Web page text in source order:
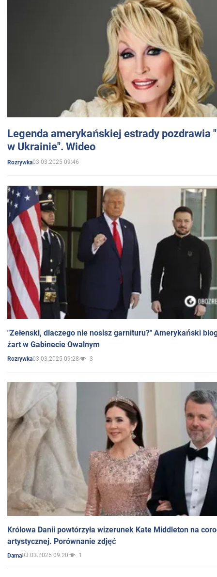
Legenda amerykańskiej estrady pozdrawia
w Ukrainie". Wideo
Rozrywka03.03.2025 09:46
"Zełenski, dlaczego nie nosisz garnituru?" Amerykański
żart w Gabinecie Owalnym
Rozrywka03.03.2025 09:28 3
Królowa Danii powtórzyła wizerunek Kate Middleton na
artystycznej. Porównanie zdjęć
Dama03.03.2025 09:20 1